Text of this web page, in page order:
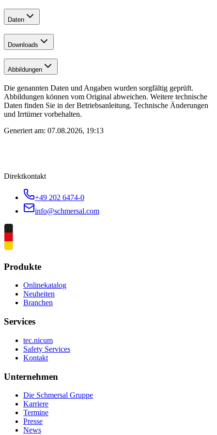
Daten
Downloads
Abbildungen
Die genannten Daten und Angaben wurden sorgfältig geprüft.
Abbildungen können vom Original abweichen. Weitere technische
Daten finden Sie in der Betriebsanleitung. Technische Änderungen
und Irrtümer vorbehalten.
Generiert am: 07.08.2026, 19:13
Direktkontakt
+49 202 6474-0
info@schmersal.com
Produkte
Onlinekatalog
Neuheiten
Branchen
Services
tec.nicum
Safety Services
Kontakt
Unternehmen
Die Schmersal Gruppe
Karriere
Termine
Presse
News